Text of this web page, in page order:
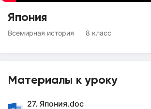
Япония
Всемирная история 8 класс
Материалы к уроку
27. Япония.doc